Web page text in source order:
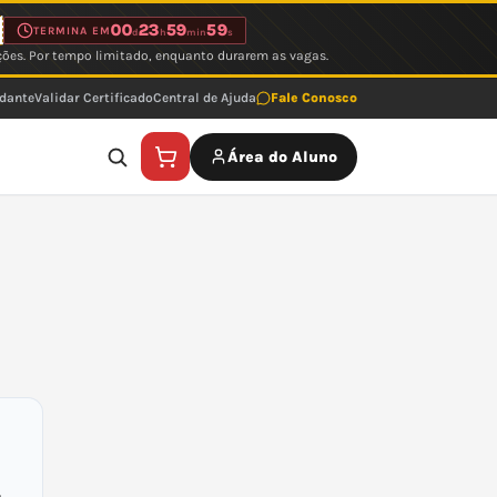
TERMINA EM00d23 h59min59s
Por tempo limitado, enquanto durarem as vagas.
Validar CertificadoCentral de Ajuda Fale Conosco
Área do Aluno